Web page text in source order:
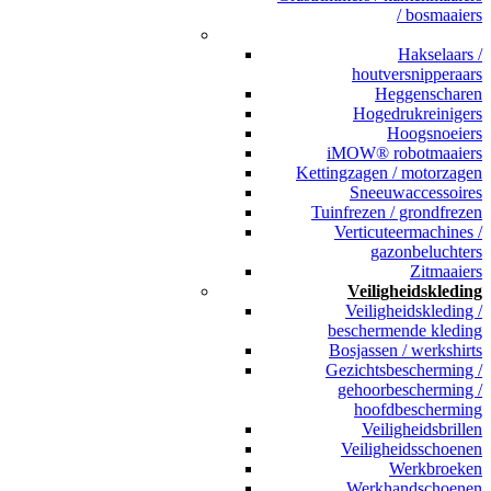
/ bosmaaiers
Hakselaars /
houtversnipperaars
Heggenscharen
Hogedrukreinigers
Hoogsnoeiers
iMOW® robotmaaiers
Kettingzagen / motorzagen
Sneeuwaccessoires
Tuinfrezen / grondfrezen
Verticuteermachines /
gazonbeluchters
Zitmaaiers
Veiligheidskleding
Veiligheidskleding /
beschermende kleding
Bosjassen / werkshirts
Gezichtsbescherming /
gehoorbescherming /
hoofdbescherming
Veiligheidsbrillen
Veiligheidsschoenen
Werkbroeken